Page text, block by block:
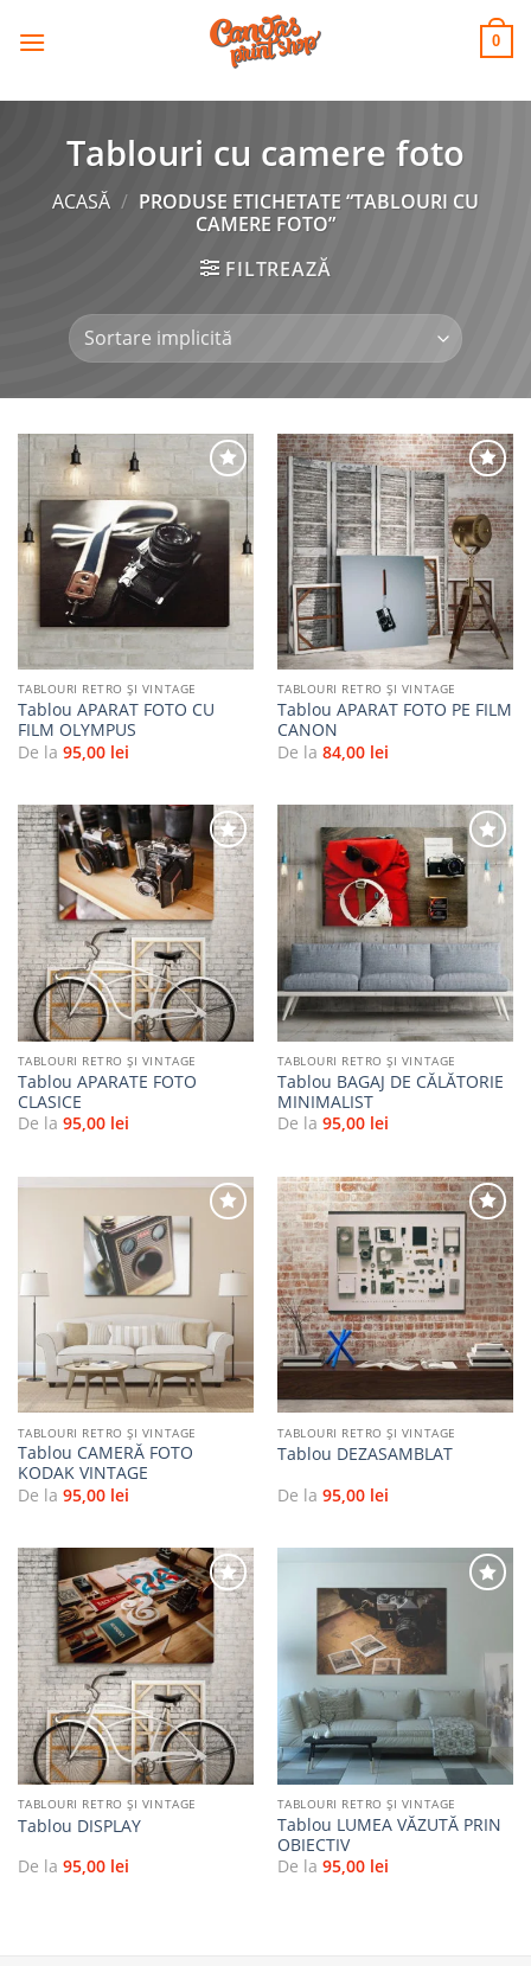
CANVAS
PRINT SHOP 0
Tablouri cu camere foto
ACASĂ / PRODUSE ETICHETATE “TABLOURI CU
CAMERE FOTO”
FILTREAZĂ
Adaugă
favorite
TABLOURI RETRO ȘI VINTAGE
Tablou APARAT FOTO CU
FILM OLYMPUS
De la 95,00 lei
Adaugă
la
favorite
TABLOURI RETRO ȘI VINTAGE
Tablou APARAT FOTO PE FILM
CANON
De la 84,00 lei
Adaugă
la
favorite
TABLOURI RETRO ȘI VINTAGE
Tablou APARATE FOTO
CLASICE
De la 95,00 lei
Adaugă
favorite
TABLOURI RETRO ȘI VINTAGE
Tablou BAGAJ DE CĂLĂTORIE
MINIMALIST
De la 95,00 lei
Adaugă
la
favorite
TABLOURI RETRO ȘI VINTAGE
Tablou CAMERĂ FOTO
KODAK VINTAGE
De la 95,00 lei
Adaugă
la
favorite
TABLOURI RETRO ȘI VINTAGE
Tablou DEZASAMBLAT
De la 95,00 lei
Adaugă
la
favorite
TABLOURI RETRO ȘI VINTAGE
Tablou DISPLAY
De la 95,00 lei
TABLOURI RETRO ȘI VINTAGE
Tablou LUMEA VĂZUTĂ PRIN
OBIECTIV
De la 95,00 lei